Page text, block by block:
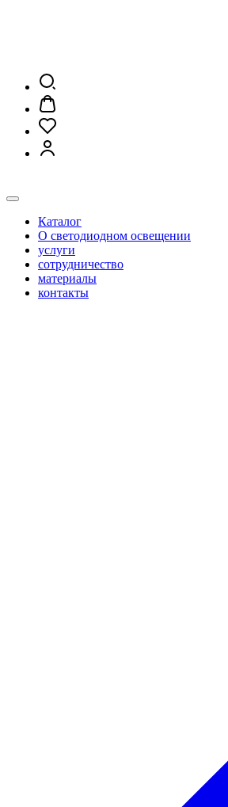
Каталог
О светодиодном освещении
услуги
сотрудничество
материалы
контакты